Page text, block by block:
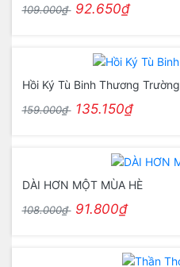
109.000₫ 92.650₫
Hồi Ký Tù Binh Thương Trường
159.000₫ 135.150₫
DÀI HƠN MỘT MÙA HÈ
108.000₫ 91.800₫